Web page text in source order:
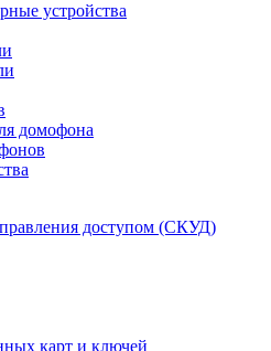
устройства
домофона
доступом (СКУД)
карт и ключей